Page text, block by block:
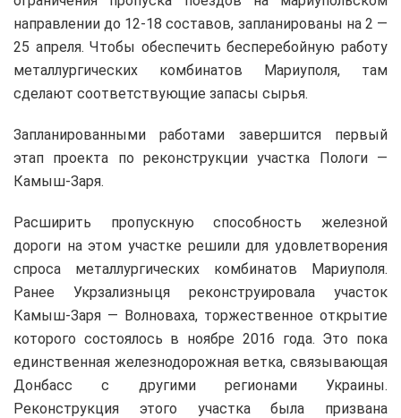
направлении до 12-18 составов, запланированы на 2 —
25 апреля. Чтобы обеспечить бесперебойную работу
металлургических комбинатов Мариуполя, там
сделают соответствующие запасы сырья.
Запланированными работами завершится первый
этап проекта по реконструкции участка Пологи —
Камыш-Заря.
Расширить пропускную способность железной
дороги на этом участке решили для удовлетворения
спроса металлургических комбинатов Мариуполя.
Ранее Укрзализныця реконструировала участок
Камыш-Заря — Волноваха, торжественное открытие
которого состоялось в ноябре 2016 года. Это пока
единственная железнодорожная ветка, связывающая
Донбасс с другими регионами Украины.
Реконструкция этого участка была призвана